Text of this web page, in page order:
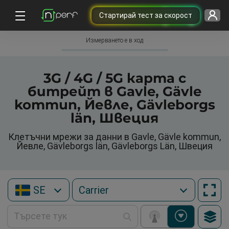
Cтартирай тест за скорост
Измерването е в ход
3G / 4G / 5G карта с
битрейт в Gavle, Gävle
kommun, Йевле, Gävleborgs
län, Швеция
Клетъчни мрежи за данни в Gavle, Gävle kommun,
Йевле, Gävleborgs län, Gävleborgs Län, Швеция
SE